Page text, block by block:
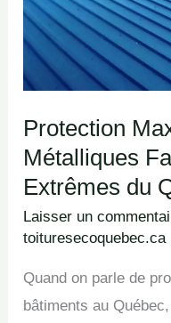
Protection
Métalliques
Extrêmes du
Laisser un
toituresecoquebec.ca
Quand on parle de
bâtiments au
Toitures
Métalliques
Face
Tempêtes
Extrêmes
du
Québec